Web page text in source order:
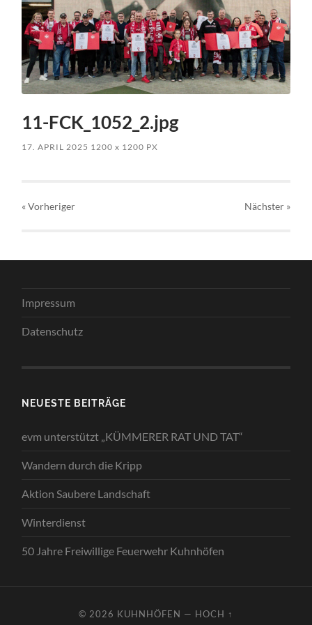
11-FCK_1052_2.jpg
17. APRIL 2025 1200x 1200 PX
« Vorheriger Nächster »
Impressum
Datenschutz
NEUESTE BEITRÄGE
evm unterstützt „KÜMMERER RAT UND TAT“
Wandern durch die Kripp
Aktion Saubere Landschaft
Winterdienst
50 Jahre Freiwillige Feuerwehr Kuhnhöfen
© 2026 KUHNHÖFEN — HOCH ↑